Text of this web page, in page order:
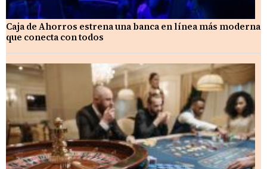
Caja de Ahorros estrena una banca en línea más moderna
que conecta con todos